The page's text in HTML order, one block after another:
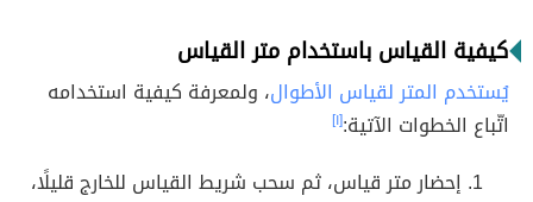
كيفية القياس باستخدام متر القياس
يُستخدم المتر لقياس الأطوال، ولمعرفة كيفية استخدامه
اتّباع الخطوات الآتية:[١]
إحضار متر قياس، ثم سحب شريط القياس للخارج قليلًا،